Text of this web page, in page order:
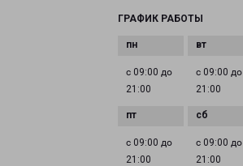
ГРАФИК РАБОТЫ
с 09:00 до
21:00
с 09:00 до
21:00
с 09:00 до
21:00
с 09:00 до
21:00